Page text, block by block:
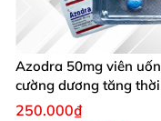
Azodra 50mg viên
cường dương tăng
quan hệ an toàn
250.000₫